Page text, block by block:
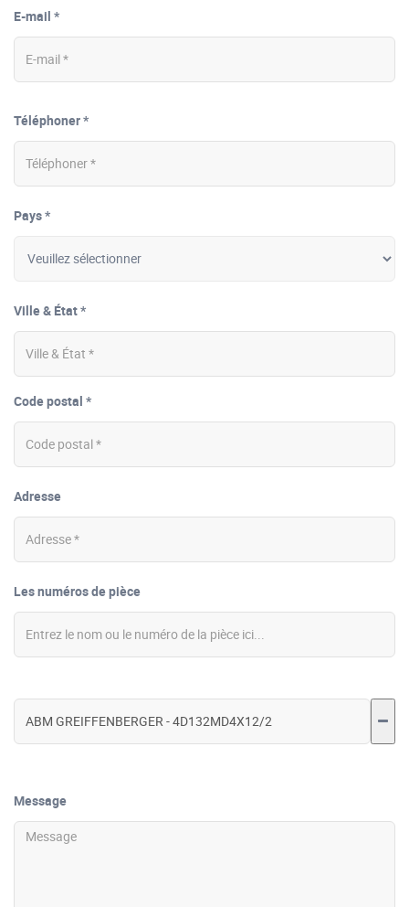
E-mail *
Téléphoner *
Pays *
Ville & État *
Code postal *
Adresse
Les numéros de pièce
Message